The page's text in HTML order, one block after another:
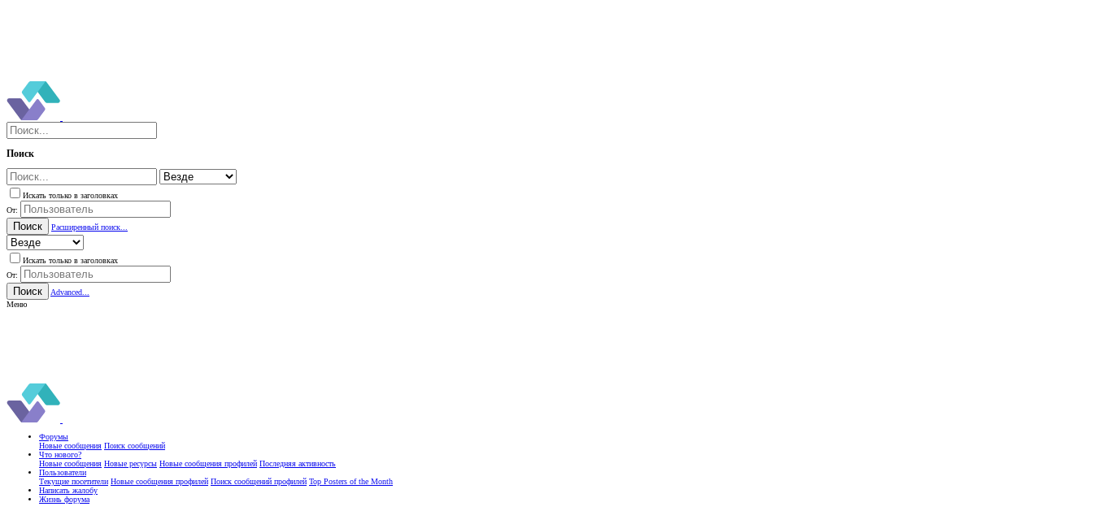
Поиск
Искать только в заголовках
От:
Поиск Расширенный поиск...
Искать только в заголовках
От:
Поиск
Advanced...
Меню
Форумы
Новые сообщения Поиск сообщений
Что нового?
Новые сообщения Новые ресурсы Новые сообщения профилей Последняя активность
Пользователи
Текущие посетители Новые сообщения профилей Поиск сообщений профилей Top Posters of the Month
Написать жалобу
Жизнь форума